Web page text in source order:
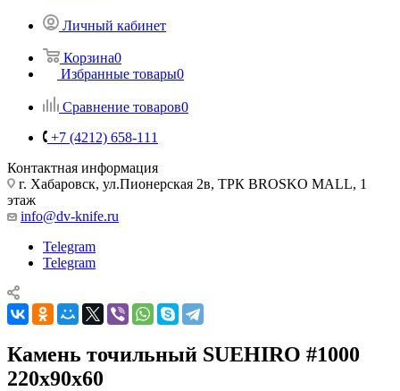
Личный кабинет
Корзина0
Избранные товары0
Сравнение товаров0
+7 (4212) 658-111
Контактная информация
г. Хабаровск, ул.Пионерская 2в, ТРК BROSKO MALL, 1
этаж
info@dv-knife.ru
Telegram
Telegram
Камень точильный SUEHIRO #1000
220x90x60